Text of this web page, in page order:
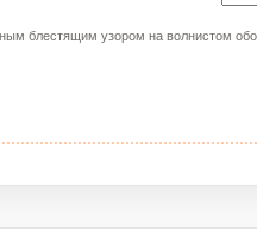
блестящим узором на волнистом